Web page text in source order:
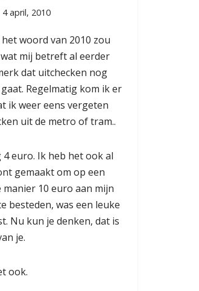
4 april, 2010
woord van 2010 zou
mij betreft al eerder
dat uitchecken nog
Regelmatig kom ik er
ik weer eens vergeten
uit de metro of tram..
4 euro. Ik heb het ook al
gemaakt om op een
manier 10 euro aan mijn
besteden, was een leuke
Nu kun je denken, dat is
je.
ook.